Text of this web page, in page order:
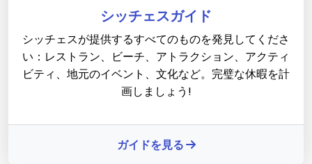
シッチェスガイド
シッチェスが提供するすべてのものを発見してくださ
い：レストラン、ビーチ、アトラクション、アクティ
ビティ、地元のイベント、文化など。完璧な休暇を計
画しましょう!
ガイドを見る